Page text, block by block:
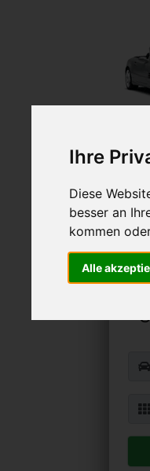
Ihre
Diese
besser an
kommen
Alle